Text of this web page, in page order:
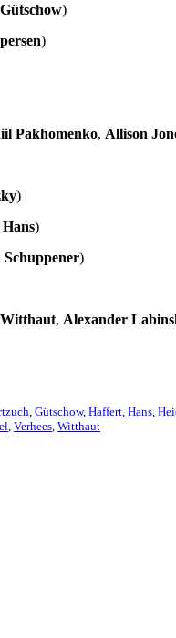
)
)
Pakhomenko, Allison
)
)
Schuppener)
, Alexander
Gütschow, Haffert Hans
Verhees Witthaut